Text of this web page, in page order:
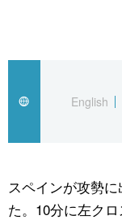
経済・ビジネス
国際
文化
トップ
アーカイブ
In-depth
Japan Data
動画/Live
スポーツ・東京2020
English
スペインが攻勢
た。10分に左ク